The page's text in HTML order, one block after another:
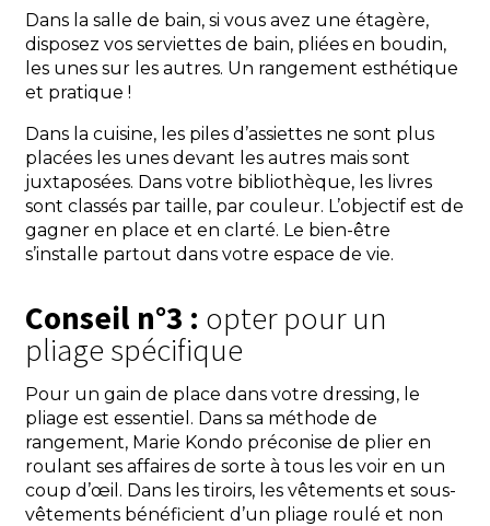
Dans la salle de bain, si vous avez une étagère,
disposez vos serviettes de bain, pliées en boudin,
les unes sur les autres. Un rangement esthétique
et pratique !
Dans la cuisine, les piles d’assiettes ne sont plus
placées les unes devant les autres mais sont
juxtaposées. Dans votre bibliothèque, les livres
sont classés par taille, par couleur. L’objectif est de
gagner en place et en clarté. Le bien-être
s’installe partout dans votre espace de vie.
Conseil n°3 : opter pour un
pliage spécifique
Pour un gain de place dans votre dressing, le
pliage est essentiel. Dans sa méthode de
rangement, Marie Kondo préconise de plier en
roulant ses affaires de sorte à tous les voir en un
coup d’œil. Dans les tiroirs, les vêtements et sous-
vêtements bénéficient d’un pliage roulé et non